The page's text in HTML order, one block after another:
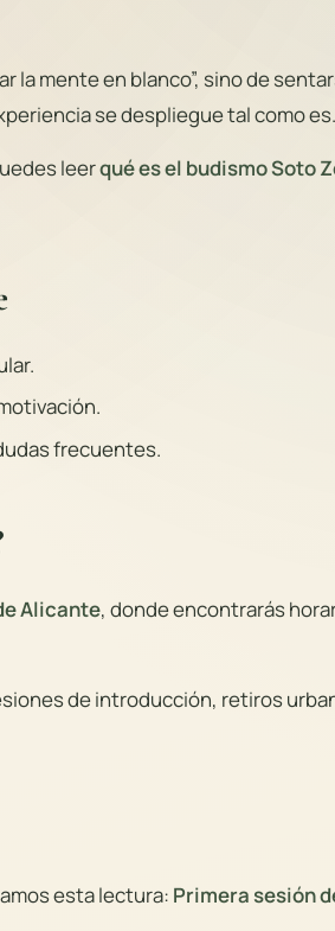
la mente en blanco”, sino de
se despliegue tal como es.
leerqué es el budismo Soto
frecuentes.
Alicante, donde encontrarás
de introducción, retiros
esta lectura: Primera sesión